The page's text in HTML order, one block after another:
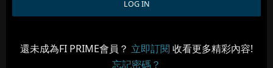
還未成為FI PRIME會員？ 立即訂閱 收看更多精彩內容!
忘記密碼？